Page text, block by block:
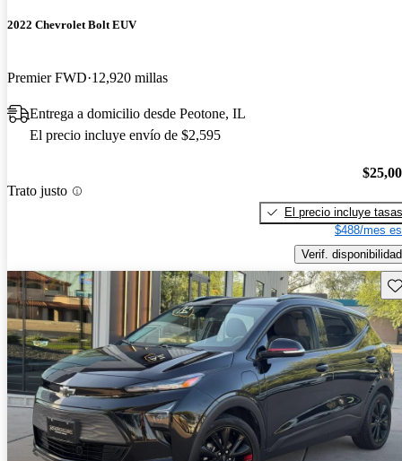
2022 Chevrolet Bolt EUV
Premier FWD 12,920 millas
Entrega a domicilio desde Peotone, IL
El precio incluye envío de $2,595
Trato justo
El precio incluye tasas
$488/mes
Verif. disponibilidad